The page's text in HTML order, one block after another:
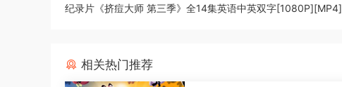
纪录片《挤痘大师 第三季》全14集英语中英双字[1080P][MP4]
相关热门推荐